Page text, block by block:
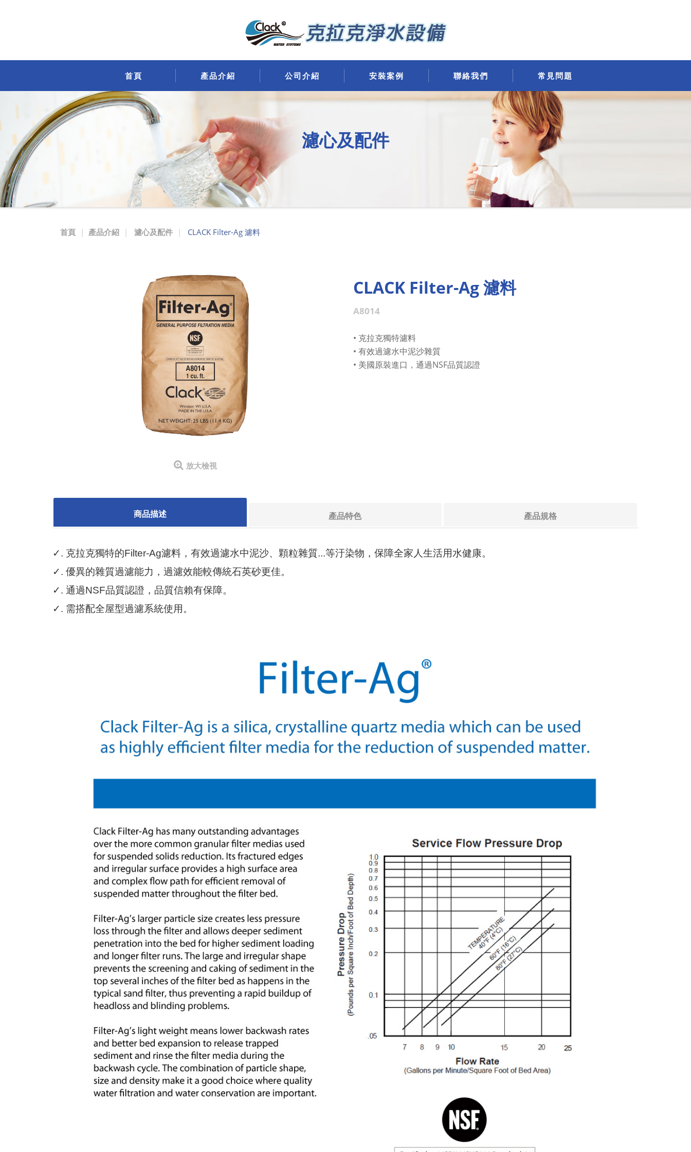
A8014
A8023
克
拉
克
過
首頁 產品介紹 公司介紹 安裝案例 聯絡我們 常見問題
濾心及配件
首頁 產品介紹 濾心及配件 CLACK Filter-Ag 濾料
放大檢視
CLACK Filter-Ag 濾料
A8014
• 克拉克獨特濾料
• 有效過濾水中泥沙雜質
• 美國原裝進口，通過NSF品質認證
商品描述 產品特色 產品規格
✓. 克拉克獨特的Filter-Ag濾料，有效過濾水中泥沙、顆粒雜質...等汙染物，保障全家人生活用水健康。
✓. 優異的雜質過濾能力，過濾效能較傳統石英砂更佳。
✓. 通過NSF品質認證，品質信賴有保障。
✓. 需搭配全屋型過濾系統使用。